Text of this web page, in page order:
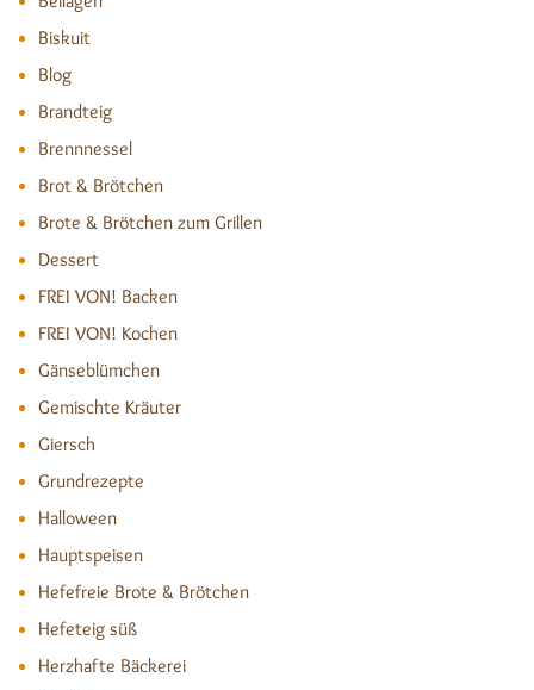
Biskuit
Blog
Brandteig
Brennnessel
Brot & Brötchen
Brote & Brötchen zum Grillen
Dessert
FREI VON! Backen
FREI VON! Kochen
Gänseblümchen
Gemischte Kräuter
Giersch
Grundrezepte
Halloween
Hauptspeisen
Hefefreie Brote & Brötchen
Hefeteig süß
Herzhafte Bäckerei